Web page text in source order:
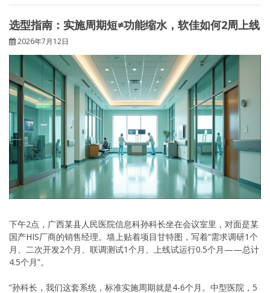
选型指南：实施周期短≠功能缩水，软佳如何2周上线
2026年7月12日
下午2点，广西某县人民医院信息科孙科长坐在会议室里，对面是某
国产HIS厂商的销售经理。墙上贴着项目甘特图，写着”需求调研1个
月、二次开发2个月、联调测试1个月、上线试运行0.5个月——总计
4.5个月”。
“孙科长，我们这套系统，标准实施周期就是4-6个月。中型医院，5